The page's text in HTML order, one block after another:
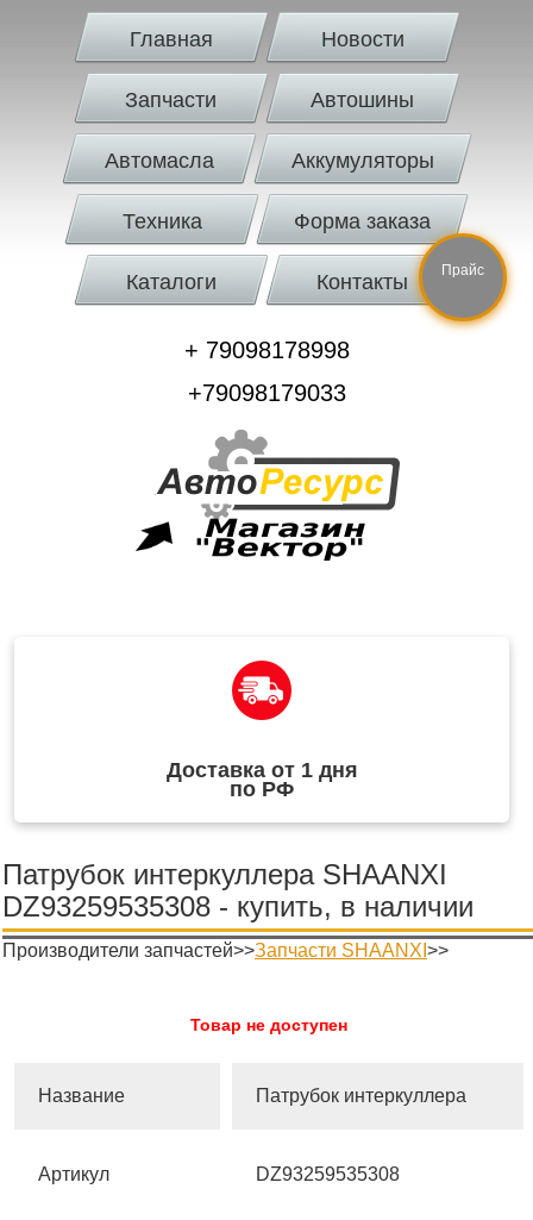
Главная Новости
Запчасти Автошины
Автомасла Аккумуляторы
Техника Форма заказа
Каталоги Контакты
+ 79098178998
+79098179033
Доставка от 1 дня
по РФ
Патрубок интеркуллера SHAANXI
DZ93259535308 - купить, в наличии
Производители запчастей>>Запчасти SHAANXI >>
Товар не доступен
Название Патрубок интеркуллера
Артикул DZ93259535308
Прайс